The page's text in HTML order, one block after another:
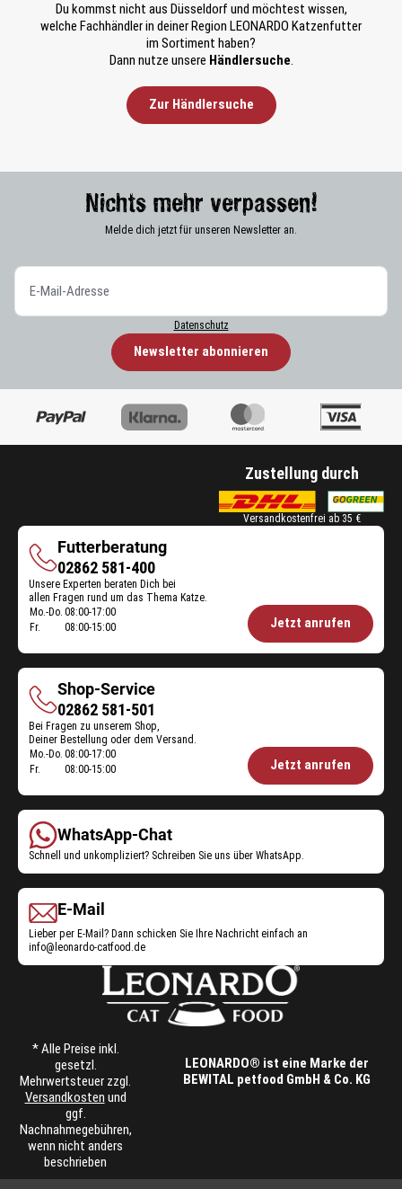
Du kommst nicht aus Düsseldorf und möchtest wissen,
welche Fachhändler in deiner Region LEONARDO Katzenfutter
im Sortiment haben?
Dann nutze unsere Händlersuche.
Zur Händlersuche
Nichts mehr verpassen!
Melde dich jetzt für unseren Newsletter an.
Datenschutz
Newsletter abonnieren
Zustellung durch
Versandkostenfrei ab 35 €
Futterberatung
Futterberatung
02862 581-400
Unsere Experten beraten Dich bei
allen Fragen rund um das Thema Katze.
Öffnungszeiten
Mo.-Do. 08:00-17:00
Fr.
08:00-15:00 Jetzt anrufen
Shop-Service
Shop-
Service
02862 581-501
Bei Fragen zu unserem Shop,
Deiner Bestellung oder dem Versand.
Öffnungszeiten
Mo.-Do. 08:00-17:00
Fr.
08:00-15:00 Jetzt anrufen
WhatsApp-Chat
Schnell und unkompliziert? Schreiben Sie uns über WhatsApp
E-Mail
Lieber per E-Mail? Dann schicken Sie Ihre Nachricht einfach an
info@leonardo-catfood.de
* Alle Preise inkl.
gesetzl.
Mehrwertsteuer zzgl.
Versandkosten und
ggf.
Nachnahmegebühren,
wenn nicht anders
beschrieben
LEONARDO® ist eine Marke der
BEWITAL petfood GmbH & Co. KG